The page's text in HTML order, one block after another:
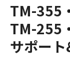
TM-355
TM-255
サポー